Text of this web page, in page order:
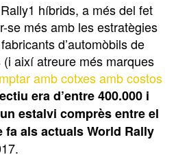
híbrids, a més del fet
se més amb les estratègies
d’automòbils de
així atreure més marques
amb cotxes amb costos
era d’entre 400.000 i
estalvi comprès entre el
fa als actuals World Rally